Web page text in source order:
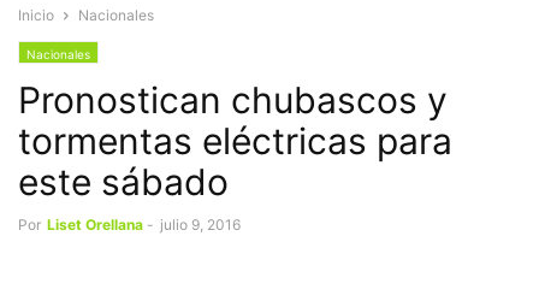
Inicio Nacionales
Nacionales
Pronostican chubascos y
tormentas eléctricas para
este sábado
Por Liset Orellana - julio 9, 2016